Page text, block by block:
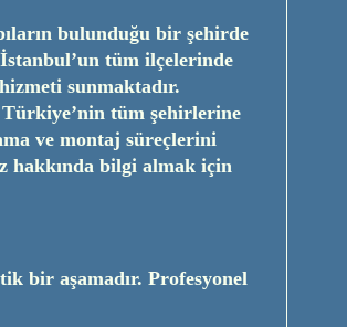
bulunduğu bir şehirde
tüm ilçelerinde
sunmaktadır.
Türkiye’nin tüm şehirlerine
ve montaj süreçlerini
hakkında bilgi almak için
bir aşamadır. Profesyonel